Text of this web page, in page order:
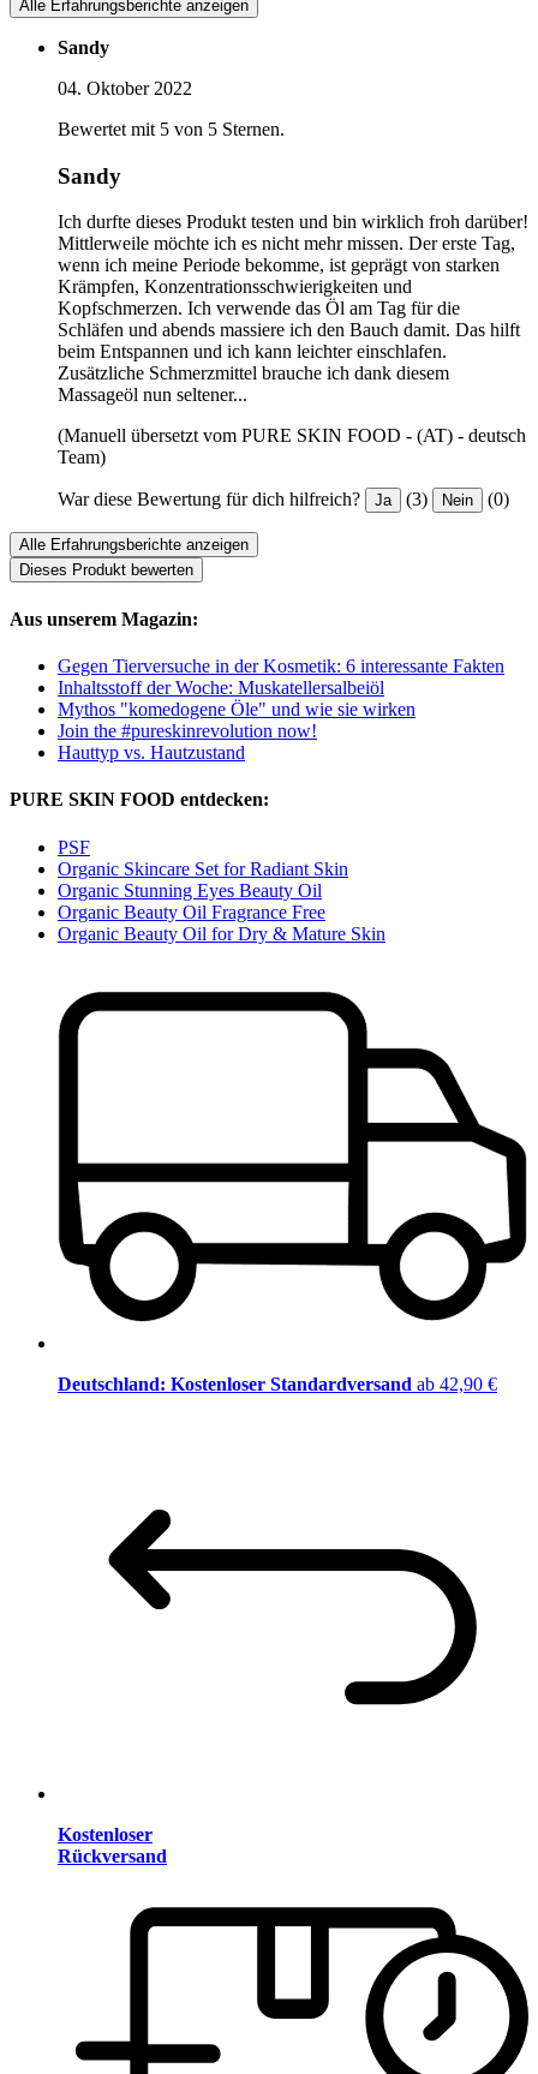
Alle Erfahrungsberichte anzeigen
Sandy
04. Oktober 2022
Bewertet mit 5 von 5 Sternen.
Sandy
Ich durfte dieses Produkt testen und bin wirklich froh darüber!
Mittlerweile möchte ich es nicht mehr missen. Der erste Tag,
wenn ich meine Periode bekomme, ist geprägt von starken
Krämpfen, Konzentrationsschwierigkeiten und
Kopfschmerzen. Ich verwende das Öl am Tag für die
Schläfen und abends massiere ich den Bauch damit. Das hilft
beim Entspannen und ich kann leichter einschlafen.
Zusätzliche Schmerzmittel brauche ich dank diesem
Massageöl nun seltener...
(Manuell übersetzt vom PURE SKIN FOOD - (AT) - deutsch
Team)
War diese Bewertung für dich hilfreich? Ja (3) Nein (0)
Alle Erfahrungsberichte anzeigen
Dieses Produkt bewerten
Aus unserem Magazin:
Gegen Tierversuche in der Kosmetik: 6 interessante Fakten
Inhaltsstoff der Woche: Muskatellersalbeiöl
Mythos "komedogene Öle" und wie sie wirken
Join the #pureskinrevolution now!
Hauttyp vs. Hautzustand
PURE SKIN FOOD entdecken:
PSF
Organic Skincare Set for Radiant Skin
Organic Stunning Eyes Beauty Oil
Organic Beauty Oil Fragrance Free
Organic Beauty Oil for Dry & Mature Skin
Deutschland: Kostenloser Standardversand ab 42,90 €
Kostenloser
Rückversand